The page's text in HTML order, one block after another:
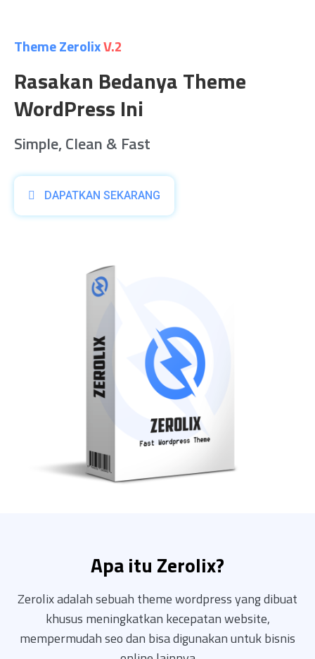
Theme ZerolixV.2
Rasakan Bedanya Theme
WordPress Ini
Simple, Clean & Fast
DAPATKAN SEKARANG
Apa itu Zerolix?
Zerolix adalah sebuah theme wordpress yang dibuat
khusus meningkatkan kecepatan website,
mempermudah seo dan bisa digunakan untuk bisnis